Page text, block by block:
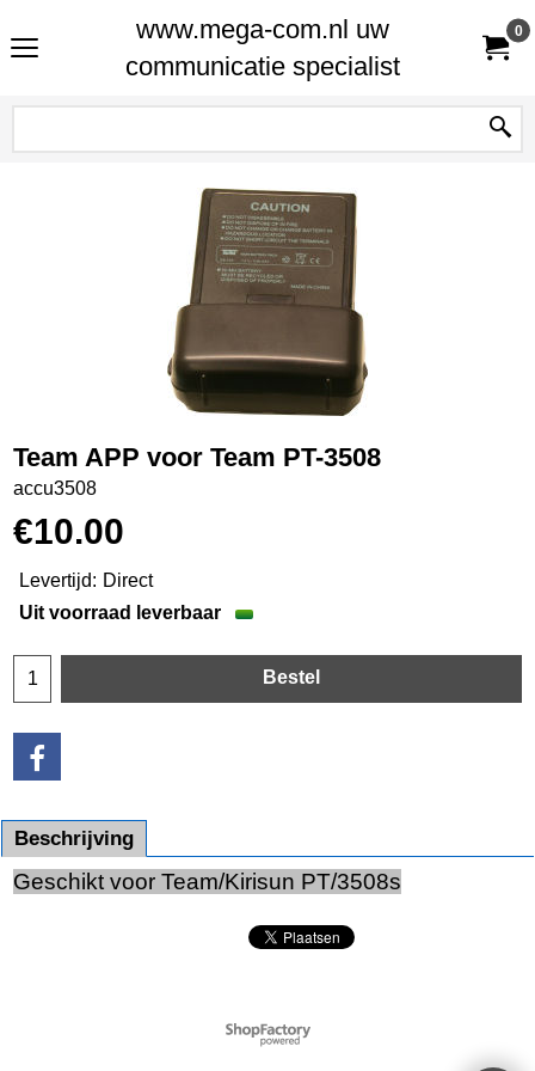
www.mega-com.nl uw
communicatie specialist
0
Team APP voor Team PT-3508
accu3508
€10.00
Levertijd: Direct
Uit voorraad leverbaar
Bestel
Beschrijving
Geschikt voor Team/Kirisun PT/3508s
Webwinkel gemaakt met
ShopFactory webwinkel